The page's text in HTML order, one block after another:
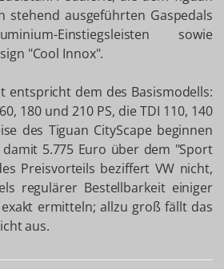
stehend ausgeführten Gaspedals
Einstiegsleisten sowie
"Cool Innox".
entspricht dem des Basismodells:
180 und 210 PS, die TDI 110, 140
des Tiguan CityScape beginnen
5.775 Euro über dem "Sport
Preisvorteils beziffert VW nicht,
regulärer Bestellbarkeit einiger
ermitteln; allzu groß fällt das
aus.